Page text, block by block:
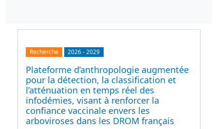
Recherche 2026-2029
Plateforme d’anthropologie augmentée
pour la détection, la classification et
l’atténuation en temps réel des
infodémies, visant à renforcer la
confiance vaccinale envers les
arboviroses dans les DROM français